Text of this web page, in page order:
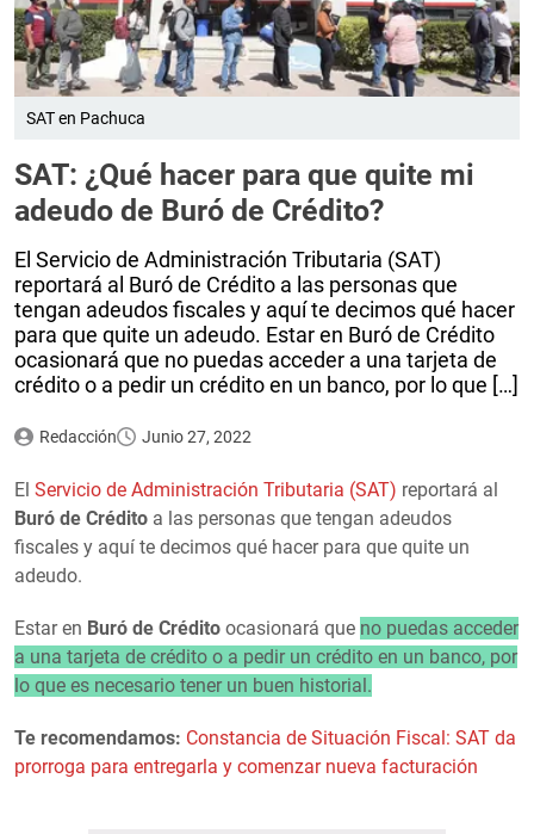
SAT en Pachuca
SAT: ¿Qué hacer para que quite mi
adeudo de Buró de Crédito?
El Servicio de Administración Tributaria (SAT)
reportará al Buró de Crédito a las personas que
tengan adeudos fiscales y aquí te decimos qué hacer
para que quite un adeudo. Estar en Buró de Crédito
ocasionará que no puedas acceder a una tarjeta de
crédito o a pedir un crédito en un banco, por lo que […]
Redacción Junio 27, 2022
El Servicio de Administración Tributaria (SAT) reportará al
Buró de Crédito a las personas que tengan adeudos
fiscales y aquí te decimos qué hacer para que quite un
adeudo.
Estar en Buró de Crédito ocasionará que no puedas acceder
a una tarjeta de crédito o a pedir un crédito en un banco, por
lo que es necesario tener un buen historial.
Te recomendamos: Constancia de Situación Fiscal: SAT da
prorroga para entregarla y comenzar nueva facturación